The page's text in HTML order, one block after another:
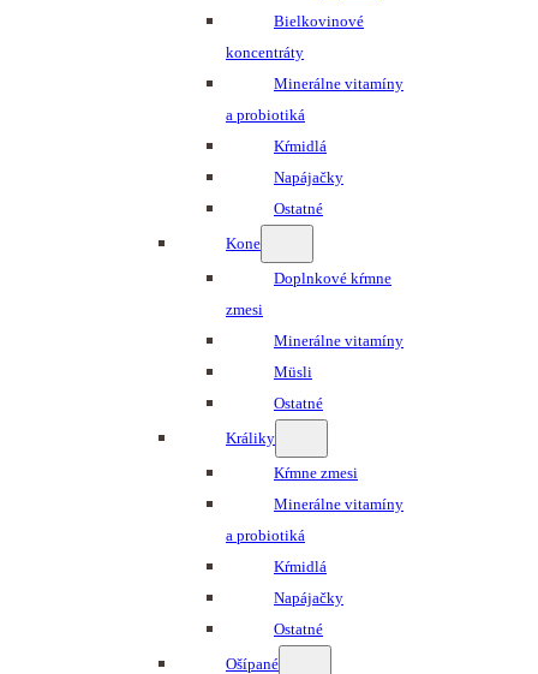
Bielkovinové
koncentráty
Minerálne vitamíny
a probiotiká
Kŕmidlá
Napájačky
Ostatné
Kone
Doplnkové kŕmne
zmesi
Minerálne vitamíny
Müsli
Ostatné
Králiky
Kŕmne zmesi
Minerálne vitamíny
a probiotiká
Kŕmidlá
Napájačky
Ostatné
Ošípané